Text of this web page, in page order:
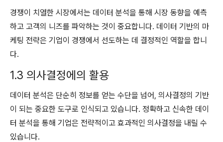
경쟁이 치열한 시장에서는 데이터 분석을 통해 시장 동향을 예측
하고 고객의 니즈를 파악하는 것이 중요합니다. 데이터 기반의 마
케팅 전략은 기업이 경쟁에서 선도하는 데 결정적인 역할을 합니
다.
1.3 의사결정에의 활용
데이터 분석은 단순히 정보를 얻는 수단을 넘어, 의사결정의 기반
이 되는 중요한 도구로 인식되고 있습니다. 정확하고 신속한 데이
터 분석을 통해 기업은 전략적이고 효과적인 의사결정을 내릴 수
있습니다.